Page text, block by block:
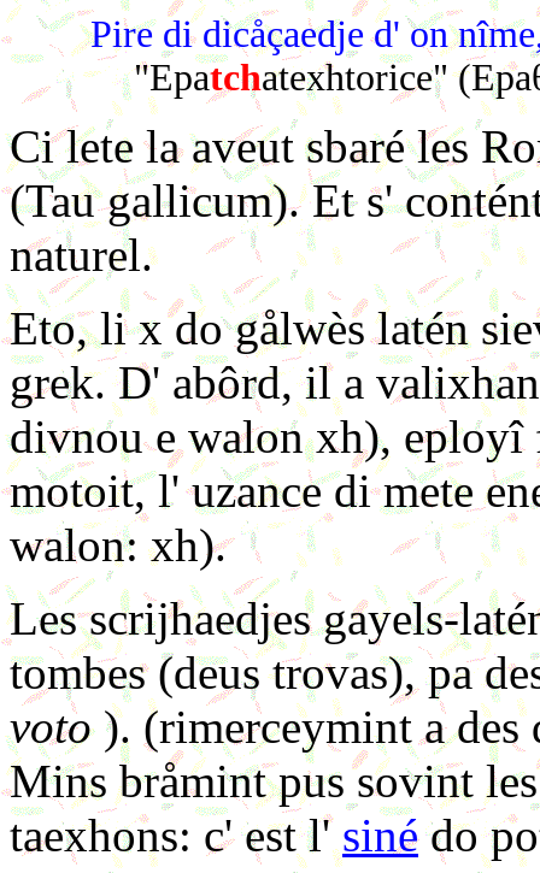
Pire di dicåçaedje d' on
"Epatchatexhtorice"
Ci lete la aveut sbaré les
(Tau gallicum). Et s'
naturel.
Eto, li x do gålwès latén
grek. D' abôrd, il a
divnou e walon xh), eployî
motoit, l' uzance di mete
walon: xh).
Les scrijhaedjes gayels-
tombes (deus trovas), pa
voto ). (rimerceymint a des
Mins bråmint pus sovint
taexhons: c' est l'sinédo